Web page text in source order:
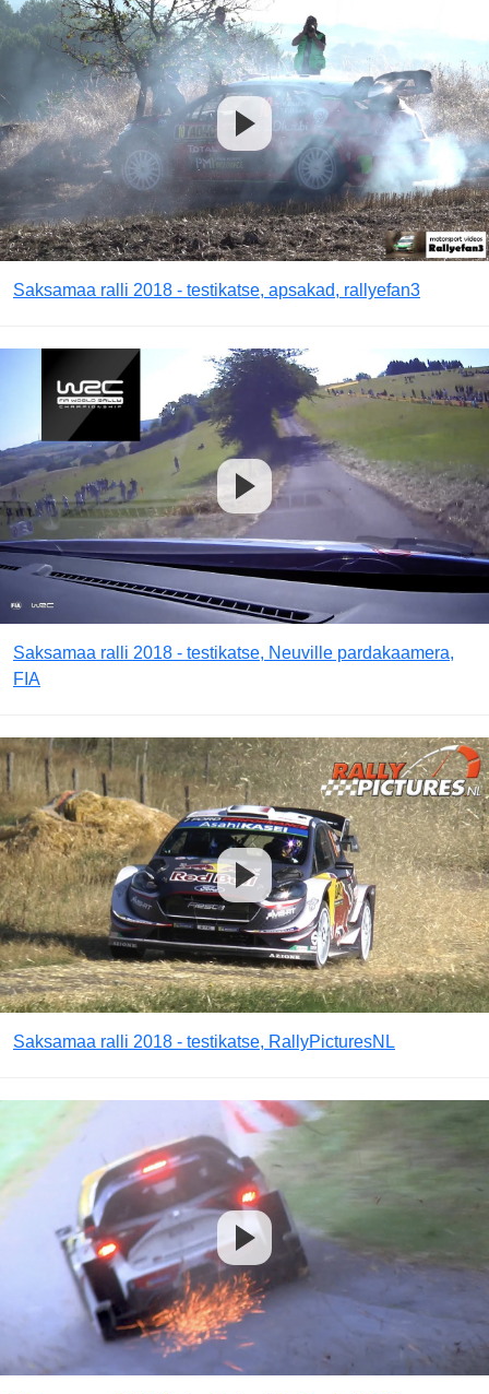
Saksamaa ralli 2018 - testikatse, apsakad, rallyefan3
Saksamaa ralli 2018 - testikatse, Neuville pardakaamera,
FIA
Saksamaa ralli 2018 - testikatse, RallyPicturesNL